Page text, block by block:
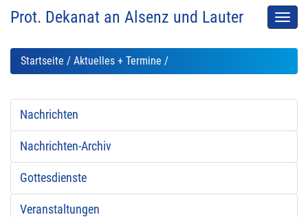
Prot. Dekanat an Alsenz und Lauter
Startseite / Aktuelles + Termine /
Nachrichten
Nachrichten-Archiv
Gottesdienste
Veranstaltungen